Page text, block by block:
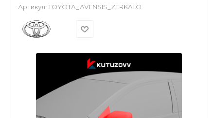
Артикул: TOYOTA_AVENSIS_ZERKALO